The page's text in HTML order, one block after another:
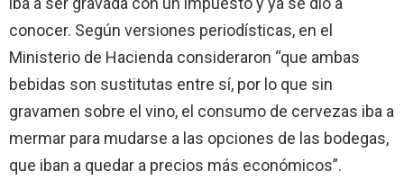
conocer. Según versiones periodísticas, en el
Ministerio de Hacienda consideraron “que ambas
bebidas son sustitutas entre sí, por lo que sin
gravamen sobre el vino, el consumo de cervezas iba a
mermar para mudarse a las opciones de las bodegas,
que iban a quedar a precios más económicos”.